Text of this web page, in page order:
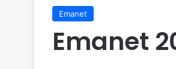
Emanet
Emanet